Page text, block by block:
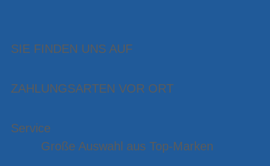
SIE FINDEN UNS AUF
ZAHLUNGSARTEN VOR ORT
Service
Große Auswahl aus Top-Marken